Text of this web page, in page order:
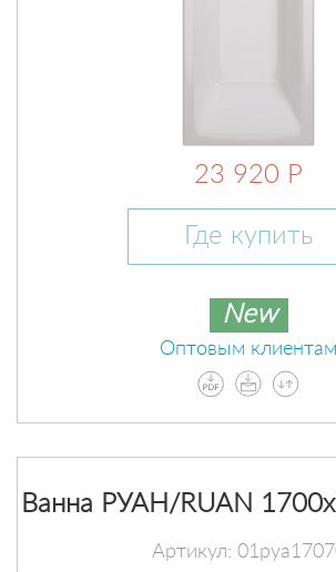
23 920 Р
Где купить
New
Оптовым клиентам
Ванна РУАН/RUAN
Артикул: